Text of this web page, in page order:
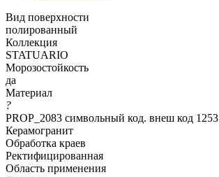
Вид поверхности
полированный
Коллекция
STATUARIO
Морозостойкость
да
Материал
?
PROP_2083 символьный код. внеш код 1253
Керамогранит
Обработка краев
Ректифицированная
Область применения